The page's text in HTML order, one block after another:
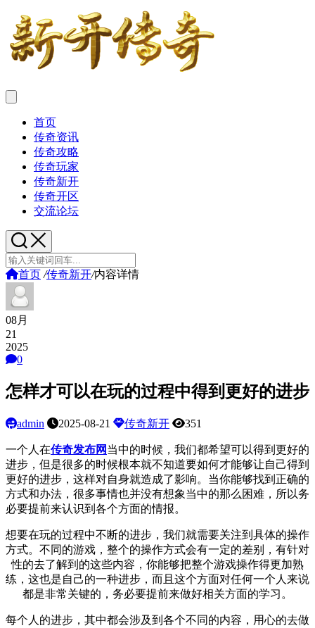
首页
传奇资讯
传奇攻略
传奇玩家
传奇新开
传奇开区
交流论坛
首页 /传奇新开/内容详情
08月
21
2025
0
怎样才可以在玩的过程中得到更好的进步
admin 2025-08-21 传奇新开 351
一个人在传奇发布网当中的时候，我们都希望可以得到更好的
进步，但是很多的时候根本就不知道要如何才能够让自己得到
更好的进步，这样对自身就造成了影响。当你能够找到正确的
方式和办法，很多事情也并没有想象当中的那么困难，所以务
必要提前来认识到各个方面的情报。
想要在玩的过程中不断的进步，我们就需要关注到具体的操作
方式。不同的游戏，整个的操作方式会有一定的差别，有针对
性的去了解到的这些内容，你能够把整个游戏操作得更加熟
练，这也是自己的一种进步，而且这个方面对任何一个人来说
都是非常关键的，务必要提前来做好相关方面的学习。
每个人的进步，其中都会涉及到各个不同的内容，用心的去做